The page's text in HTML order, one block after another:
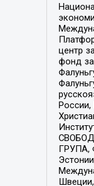
центр
фонд
России,
ГРУПА,